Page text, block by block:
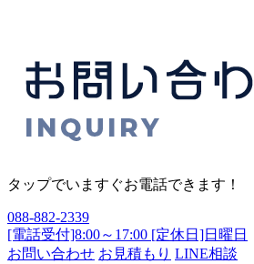
タップでいますぐお電話できます！
088-882-2339
[電話受付]8:00～17:00 [定休日]日曜日
お問い合わせ お見積もり LINE相談